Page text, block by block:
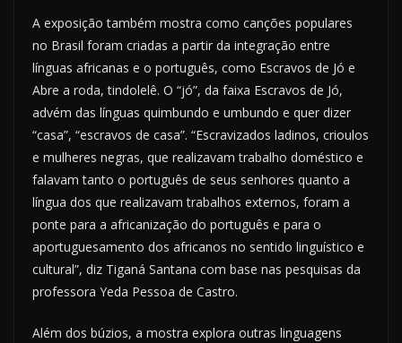
A exposição também mostra como canções populares
no Brasil foram criadas a partir da integração entre
línguas africanas e o português, como Escravos de Jó e
Abre a roda, tindolelê. O “jó”, da faixa Escravos de Jó,
advém das línguas quimbundo e umbundo e quer dizer
“casa”, “escravos de casa”. “Escravizados ladinos, crioulos
e mulheres negras, que realizavam trabalho doméstico e
falavam tanto o português de seus senhores quanto a
língua dos que realizavam trabalhos externos, foram a
ponte para a africanização do português e para o
aportuguesamento dos africanos no sentido linguístico e
cultural”, diz Tiganá Santana com base nas pesquisas da
professora Yeda Pessoa de Castro.
Além dos búzios, a mostra explora outras linguagens